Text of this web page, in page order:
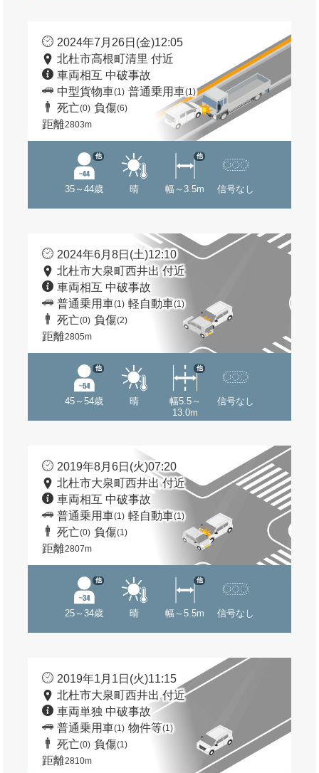
2024年7月26日(金)12:05
北杜市高根町清里 付近
車両相互 中破事故
中型貨物車(1) 普通乗用車(1)
死亡(0) 負傷(6)
距離2803m
35～44歳
他
晴 幅～3.5m
他
信号なし
2024年6月8日(土)12:10
北杜市大泉町西井出 付近
車両相互 中破事故
普通乗用車(1) 軽自動車(1)
死亡(0) 負傷(2)
距離2805m
45～54歳
他
晴
幅5.5～
13.0m
他
信号なし
2019年8月6日(火)07:20
北杜市大泉町西井出 付近
車両相互 中破事故
普通乗用車(1) 軽自動車(1)
死亡(0) 負傷(1)
距離2807m
25～34歳
他
晴 幅～5.5m
他
信号なし
2019年1月1日(火)11:15
北杜市大泉町西井出 付近
車両単独 中破事故
普通乗用車(1) 物件等(1)
死亡(0) 負傷(1)
距離2810m